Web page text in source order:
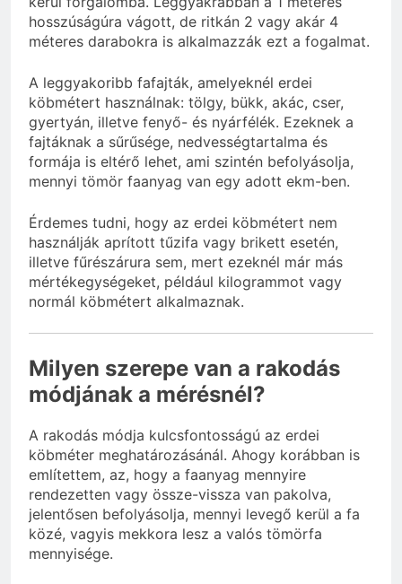
hosszúságúra vágott, de ritkán 2 vagy akár 4
méteres darabokra is alkalmazzák ezt a fogalmat.
A leggyakoribb fafajták, amelyeknél erdei
köbmétert használnak: tölgy, bükk, akác, cser,
gyertyán, illetve fenyő- és nyárfélék. Ezeknek a
fajtáknak a sűrűsége, nedvességtartalma és
formája is eltérő lehet, ami szintén befolyásolja,
mennyi tömör faanyag van egy adott ekm-ben.
Érdemes tudni, hogy az erdei köbmétert nem
használják aprított tűzifa vagy brikett esetén,
illetve fűrészárura sem, mert ezeknél már más
mértékegységeket, például kilogrammot vagy
normál köbmétert alkalmaznak.
Milyen szerepe van a rakodás
módjának a mérésnél?
A rakodás módja kulcsfontosságú az erdei
köbméter meghatározásánál. Ahogy korábban is
említettem, az, hogy a faanyag mennyire
rendezetten vagy össze-vissza van pakolva,
jelentősen befolyásolja, mennyi levegő kerül a fa
közé, vagyis mekkora lesz a valós tömörfa
mennyisége.